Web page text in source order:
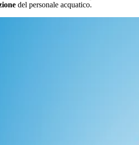
del personale acquatico.